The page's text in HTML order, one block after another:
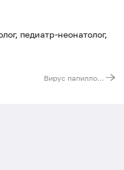
педиатр-неонатолог,
Вирус папилломы человека (Human Papillomavirus) высокого канцерогенного риска (16, 18, 31, 33, 35, 39, 45, 51, 52, 56, 58, 59, 68), Digene-тест